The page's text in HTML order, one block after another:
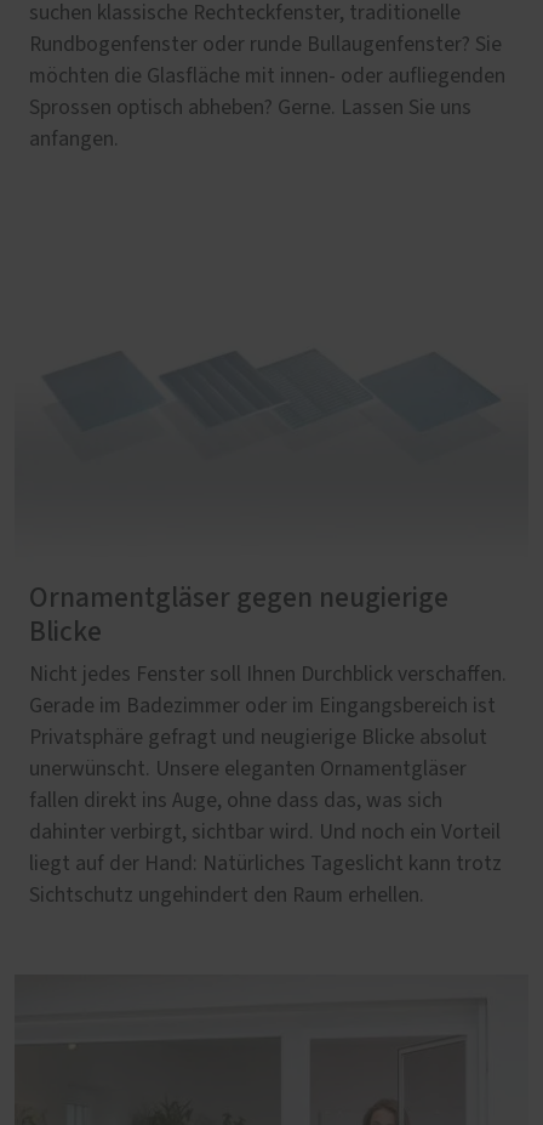
suchen klassische Rechteckfenster, traditionelle
Rundbogenfenster oder runde Bullaugenfenster? Sie
möchten die Glasfläche mit innen- oder aufliegenden
Sprossen optisch abheben? Gerne. Lassen Sie uns
anfangen.
Ornamentgläser gegen neugierige
Blicke
Nicht jedes Fenster soll Ihnen Durchblick verschaffen.
Gerade im Badezimmer oder im Eingangsbereich ist
Privatsphäre gefragt und neugierige Blicke absolut
unerwünscht. Unsere eleganten Ornamentgläser
fallen direkt ins Auge, ohne dass das, was sich
dahinter verbirgt, sichtbar wird. Und noch ein Vorteil
liegt auf der Hand: Natürliches Tageslicht kann trotz
Sichtschutz ungehindert den Raum erhellen.